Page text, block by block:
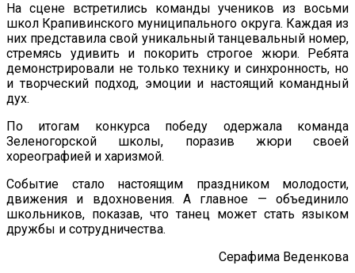
На сцене встретились команды учеников из восьми
школ Крапивинского муниципального округа. Каждая из
них представила свой уникальный танцевальный номер,
стремясь удивить и покорить строгое жюри. Ребята
демонстрировали не только технику и синхронность, но
и творческий подход, эмоции и настоящий командный
дух.
По итогам конкурса победу одержала команда
Зеленогорской школы, поразив жюри своей
хореографией и харизмой.
Событие стало настоящим праздником молодости,
движения и вдохновения. А главное — объединило
школьников, показав, что танец может стать языком
дружбы и сотрудничества.
Серафима Веденкова